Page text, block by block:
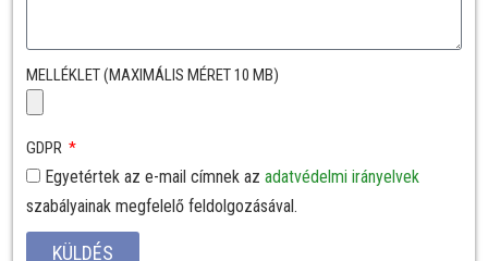
MELLÉKLET (MAXIMÁLIS MÉRET 10 MB)
GDPR
Egyetértek az e-mail címnek az adatvédelmi irányelvek
szabályainak megfelelő feldolgozásával.
KÜLDÉS